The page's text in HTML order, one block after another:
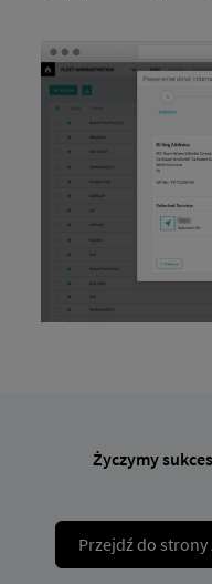
Życzymy
Przejdź do strony